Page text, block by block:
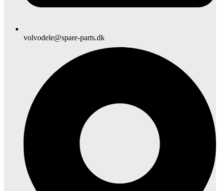
volvodele@spare-parts.dk